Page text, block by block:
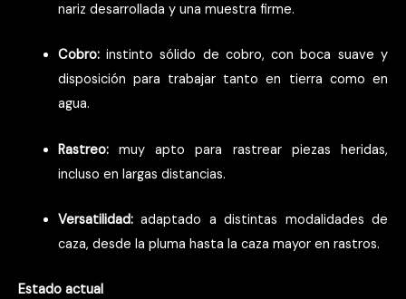
nariz desarrollada y una muestra firme.
Cobro:instinto sólido de cobro, con boca suave y
disposición para trabajar tanto en tierra como en
agua.
Rastreo:muy apto para rastrear piezas heridas,
incluso en largas distancias.
Versatilidad:adaptado a distintas modalidades de
caza, desde la pluma hasta la caza mayor en rastros.
Estado actual